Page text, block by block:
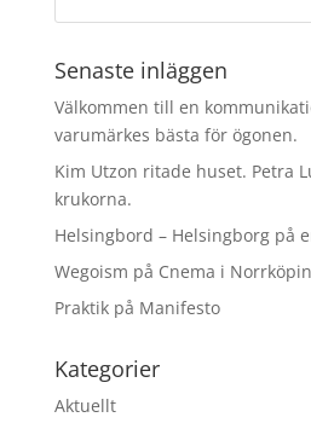
Senaste inläggen
Välkommen till en
varumärkes bästa för ögonen.
Kim Utzon ritade huset. Petra
krukorna.
Helsingbord – Helsingborg på
Wegoism på Cnema i
Praktik på Manifesto
Kategorier
Aktuellt